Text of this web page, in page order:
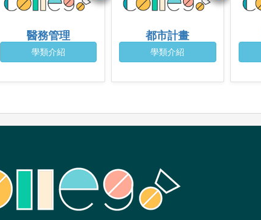
醫務管理
學類介紹
都市計畫
學類介紹